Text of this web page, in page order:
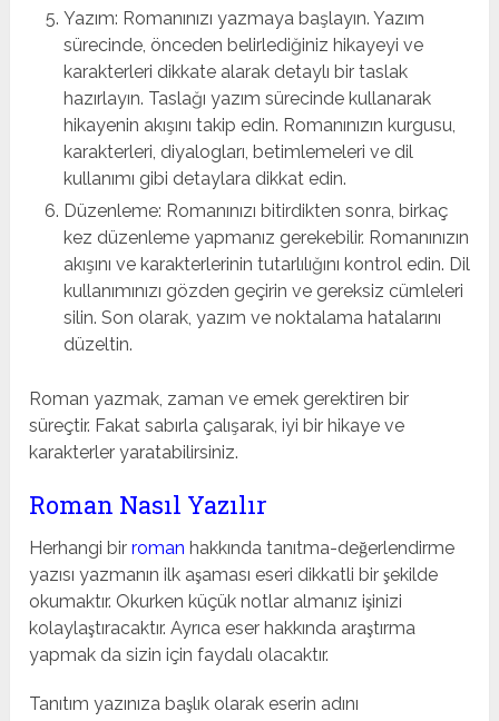
Yazım: Romanınızı yazmaya başlayın. Yazım
sürecinde, önceden belirlediğiniz hikayeyi ve
karakterleri dikkate alarak detaylı bir taslak
hazırlayın. Taslağı yazım sürecinde kullanarak
hikayenin akışını takip edin. Romanınızın kurgusu,
karakterleri, diyalogları, betimlemeleri ve dil
kullanımı gibi detaylara dikkat edin.
Düzenleme: Romanınızı bitirdikten sonra, birkaç
kez düzenleme yapmanız gerekebilir. Romanınızın
akışını ve karakterlerinin tutarlılığını kontrol edin. Dil
kullanımınızı gözden geçirin ve gereksiz cümleleri
silin. Son olarak, yazım ve noktalama hatalarını
düzeltin.
Roman yazmak, zaman ve emek gerektiren bir
süreçtir. Fakat sabırla çalışarak, iyi bir hikaye ve
karakterler yaratabilirsiniz.
Roman Nasıl Yazılır
Herhangi birroman hakkında tanıtma-değerlendirme
yazısı yazmanın ilk aşaması eseri dikkatli bir şekilde
okumaktır. Okurken küçük notlar almanız işinizi
kolaylaştıracaktır. Ayrıca eser hakkında araştırma
yapmak da sizin için faydalı olacaktır.
Tanıtım yazınıza başlık olarak eserin adını